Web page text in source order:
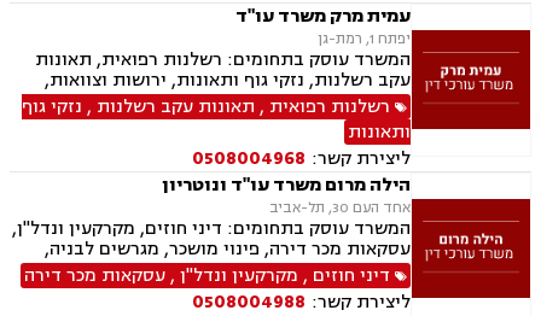
עמית מרק משרד עו"ד
יפתח 1, רמת-גן
המשרד עוסק בתחומים: רשלנות רפואית, תאונות
עקב רשלנות, נזקי גוף ותאונות, ירושות וצוואות,
ייפוי כוח מתמשך, דיני חוזים
רשלנות רפואית , תאונות עקב רשלנות , נזקי גוף
ותאונות
ליצירת קשר: 0508004968
הילה מרום משרד עו"ד ונוטריון
אחד העם 30, תל-אביב
המשרד עוסק בתחומים: דיני חוזים, מקרקעין ונדל"ן,
עסקאות מכר דירה, פינוי מושכר, מגרשים לבניה,
מיסוי מקרקעין, ירושות וצוואת, ייפוי כוח מתמשך,
נוטריון.
דיני חוזים , מקרקעין ונדל"ן,עסקאות מכר דירה
ליצירת קשר: 0508004988